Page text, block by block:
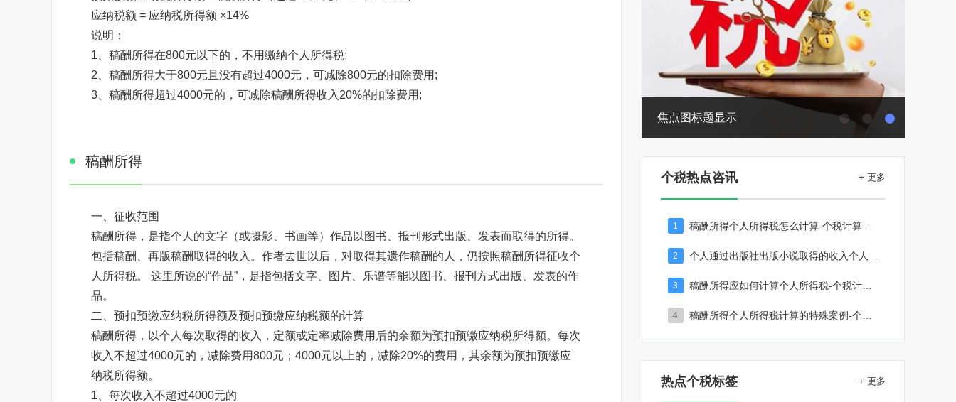
应纳税额 = 应纳税所得额 ×14%
说明：
1、稿酬所得在800元以下的，不用缴纳个人所得税;
2、稿酬所得大于800元且没有超过4000元，可减除800元的扣除费用;
3、稿酬所得超过4000元的，可减除稿酬所得收入20%的扣除费用;
稿酬所得
一、征收范围
稿酬所得，是指个人的文字（或摄影、书画等）作品以图书、报刊形式出版、发表而取得的所得。
包括稿酬、再版稿酬取得的收入。作者去世以后，对取得其遗作稿酬的人，仍按照稿酬所得征收个
人所得税。 这里所说的“作品”，是指包括文字、图片、乐谱等能以图书、报刊方式出版、发表的作
品。
二、预扣预缴应纳税所得额及预扣预缴应纳税额的计算
稿酬所得，以个人每次取得的收入，定额或定率减除费用后的余额为预扣预缴应纳税所得额。每次
收入不超过4000元的，减除费用800元；4000元以上的，减除20%的费用，其余额为预扣预缴应
纳税所得额。
1、每次收入不超过4000元的
焦点图标题显示
个税热点咨讯 + 更多
1 稿酬所得个人所得税怎么计算-个税计算器2023
2
3 稿酬所得应如何计算个人所得税-个税计算器
4
热点个税标签 + 更多